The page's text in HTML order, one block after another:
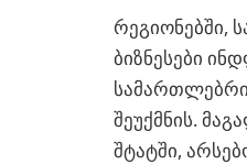
რეგიონებში,
ბიზნესები
შეუქმნის.
შტატში,